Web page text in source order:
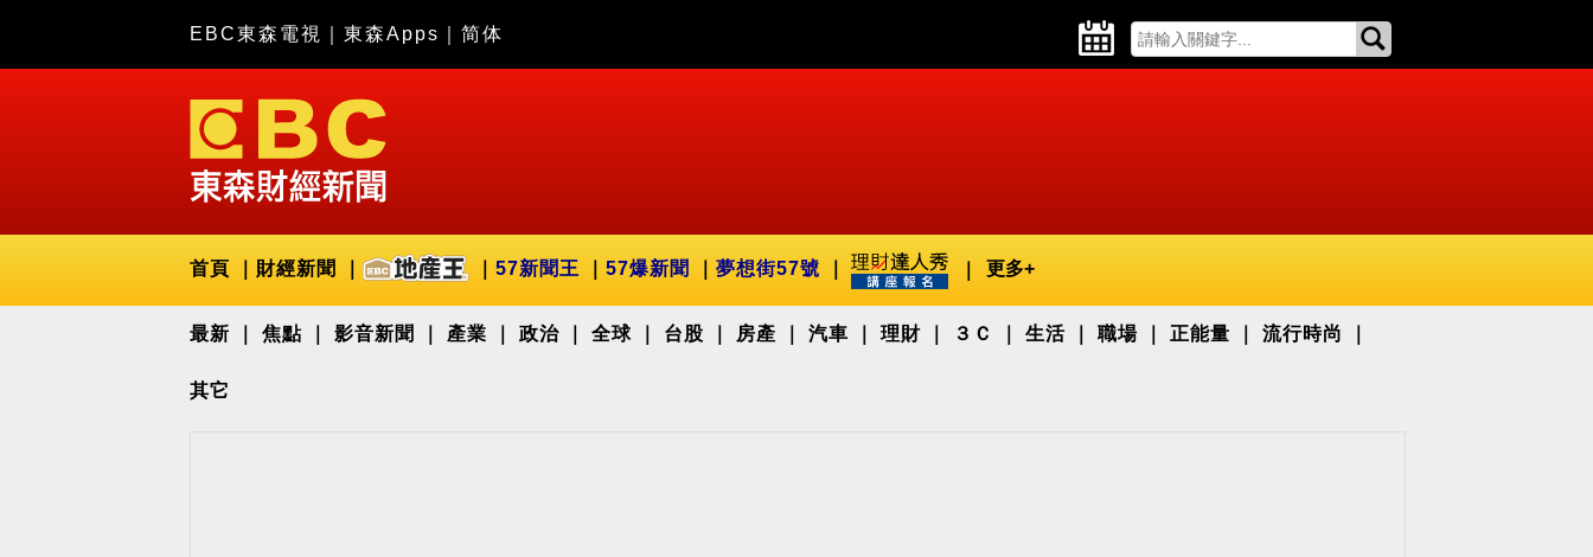
EBC東森電視 東森Apps 简体
首頁 財經新聞 57新聞王 57爆新聞 夢想街57號 更多+
最新 焦點 影音新聞 產業 政治 全球 台股 房產 汽車 理財 ３Ｃ 生活 職場 正能量 流行時尚
其它